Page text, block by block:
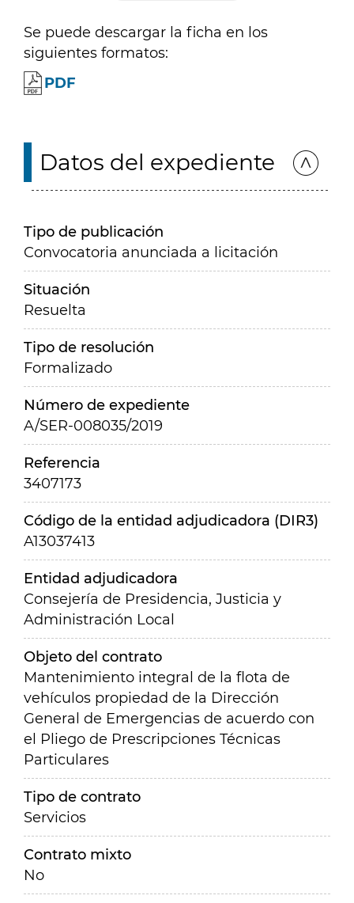
Se puede descargar la ficha en los
siguientes formatos:
PDF
Datos del expediente
Tipo de publicación
Convocatoria anunciada a licitación
Situación
Resuelta
Tipo de resolución
Formalizado
Número de expediente
A/SER-008035/2019
Referencia
3407173
Código de la entidad adjudicadora (DIR3)
A13037413
Entidad adjudicadora
Consejería de Presidencia, Justicia y
Administración Local
Objeto del contrato
Mantenimiento integral de la flota de
vehículos propiedad de la Dirección
General de Emergencias de acuerdo con
el Pliego de Prescripciones Técnicas
Particulares
Tipo de contrato
Servicios
Contrato mixto
No